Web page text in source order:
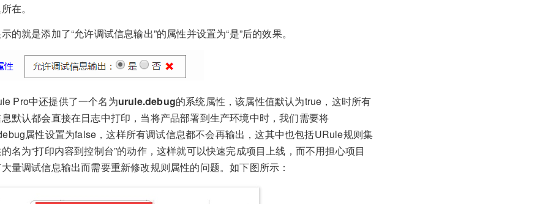
在。
的就是添加了“允许调试信息输出”的属性并设置为“是”后的效果。
Pro中还提供了一个名为urule.debug的系统属性，该属性值默认为true，这时所有
默认都会直接在日志中打印，当将产品部署到生产环境中时，我们需要将
属性设置为false，这样所有调试信息都不会再输出，这其中也包括URule规则集
名为“打印内容到控制台”的动作，这样就可以快速完成项目上线，而不用担心项目
量调试信息输出而需要重新修改规则属性的问题。如下图所示：